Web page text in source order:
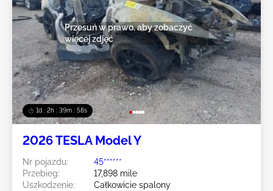
1d : 2h : 39m : 55s
Przesuń w prawo, aby zobaczyć
więcej zdjęć
2026 TESLA Model Y
Nr pojazdu:
45******
Przebieg:
17,898 mile
Uszkodzenie:
Całkowicie spalony